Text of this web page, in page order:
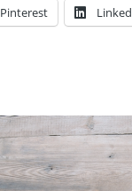
Pinterest